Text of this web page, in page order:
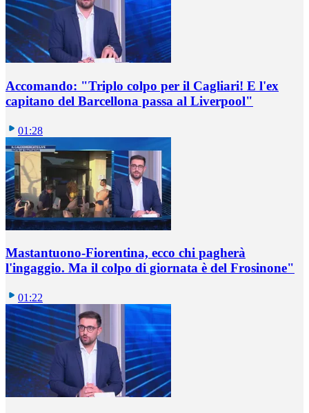
Accomando: "Triplo colpo per il Cagliari! E l'ex
capitano del Barcellona passa al Liverpool"
01:28
Mastantuono-Fiorentina, ecco chi pagherà
l'ingaggio. Ma il colpo di giornata è del Frosinone"
01:22